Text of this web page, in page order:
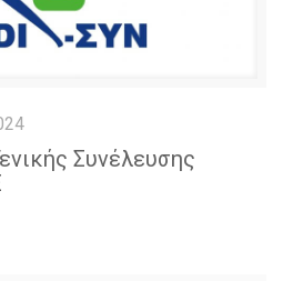
Συνέλευσης